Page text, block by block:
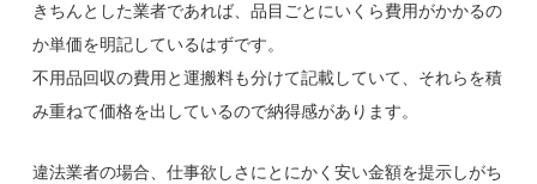
きちんとした業者であれば、品目ごとにいくら費用がかかるの
か単価を明記しているはずです。
不用品回収の費用と運搬料も分けて記載していて、それらを積
み重ねて価格を出しているので納得感があります。
違法業者の場合、仕事欲しさにとにかく安い金額を提示しがち